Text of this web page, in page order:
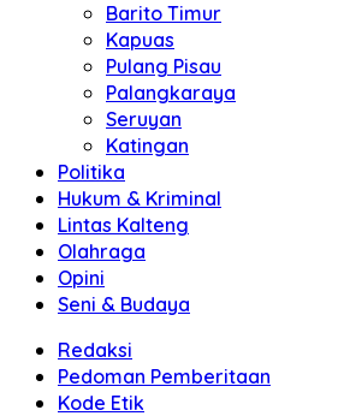
Barito Timur
Kapuas
Pulang Pisau
Palangkaraya
Seruyan
Katingan
Politika
Hukum & Kriminal
Lintas Kalteng
Olahraga
Opini
Seni & Budaya
Redaksi
Pedoman Pemberitaan
Kode Etik